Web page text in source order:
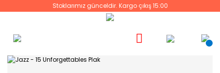
Stoklarımız günceldir. Kargo çıkış 15:00